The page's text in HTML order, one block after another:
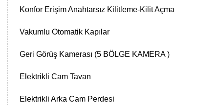
Konfor Erişim Anahtarsız Kilitleme-Kilit Açma
Vakumlu Otomatik Kapılar
Geri Görüş Kamerası (5 BÖLGE KAMERA )
Elektrikli Cam Tavan
Elektrikli Arka Cam Perdesi